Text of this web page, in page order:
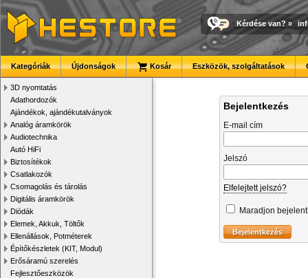
Kérdése van? »
Kategóriák Újdonságok Kosár Eszközök, szolgáltatások
3D nyomtatás
Adathordozók
Ajándékok, ajándékutalványok
Analóg áramkörök
Audiotechnika
Autó HiFi
Biztosítékok
Csatlakozók
Csomagolás és tárolás
Digitális áramkörök
Diódák
Elemek, Akkuk, Töltők
Ellenállások, Potméterek
Építőkészletek (KIT, Modul)
Erősáramú szerelés
Fejlesztőeszközök
Bejelentkezés
E-mail cím
Jelszó
Elfelejtett jelszó?
Maradjon